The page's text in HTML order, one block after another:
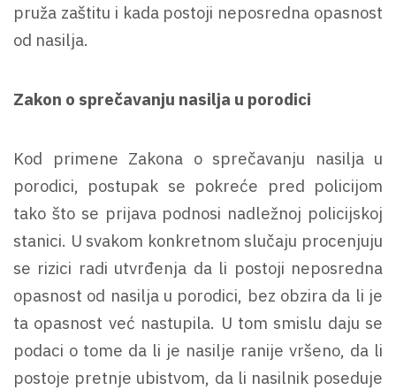
pruža zaštitu i kada postoji neposredna opasnost
od nasilja.
Zakon o sprečavanju nasilja u porodici
Kod primene Zakona o sprečavanju nasilja u
porodici, postupak se pokreće pred policijom
tako što se prijava podnosi nadležnoj policijskoj
stanici. U svakom konkretnom slučaju procenjuju
se rizici radi utvrđenja da li postoji neposredna
opasnost od nasilja u porodici, bez obzira da li je
ta opasnost već nastupila. U tom smislu daju se
podaci o tome da li je nasilje ranije vršeno, da li
postoje pretnje ubistvom, da li nasilnik poseduje